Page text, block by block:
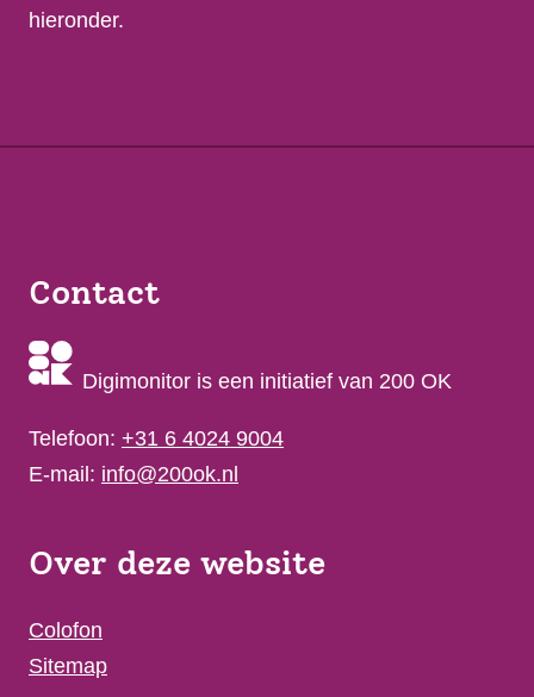
hieronder.
Contact
Digimonitor is een initiatief van 200 OK
Telefoon: +31 6 4024 9004
E-mail: info@200ok.nl
Over deze website
Colofon
Sitemap